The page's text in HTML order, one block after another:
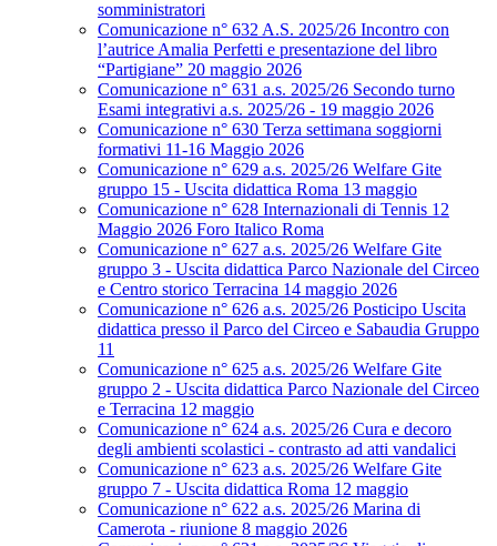
somministratori
Comunicazione n° 632 A.S. 2025/26 Incontro con
l’autrice Amalia Perfetti e presentazione del libro
“Partigiane” 20 maggio 2026
Comunicazione n° 631 a.s. 2025/26 Secondo turno
Esami integrativi a.s. 2025/26 - 19 maggio 2026
Comunicazione n° 630 Terza settimana soggiorni
formativi 11-16 Maggio 2026
Comunicazione n° 629 a.s. 2025/26 Welfare Gite
gruppo 15 - Uscita didattica Roma 13 maggio
Comunicazione n° 628 Internazionali di Tennis 12
Maggio 2026 Foro Italico Roma
Comunicazione n° 627 a.s. 2025/26 Welfare Gite
gruppo 3 - Uscita didattica Parco Nazionale del Circeo
e Centro storico Terracina 14 maggio 2026
Comunicazione n° 626 a.s. 2025/26 Posticipo Uscita
didattica presso il Parco del Circeo e Sabaudia Gruppo
11
Comunicazione n° 625 a.s. 2025/26 Welfare Gite
gruppo 2 - Uscita didattica Parco Nazionale del Circeo
e Terracina 12 maggio
Comunicazione n° 624 a.s. 2025/26 Cura e decoro
degli ambienti scolastici - contrasto ad atti vandalici
Comunicazione n° 623 a.s. 2025/26 Welfare Gite
gruppo 7 - Uscita didattica Roma 12 maggio
Comunicazione n° 622 a.s. 2025/26 Marina di
Camerota - riunione 8 maggio 2026